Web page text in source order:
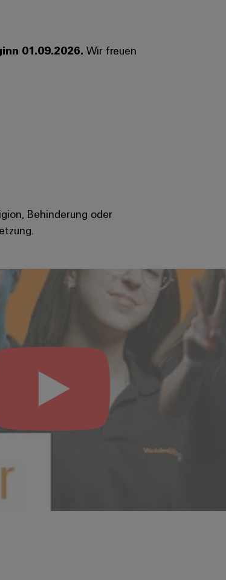
01.09.2026. Wir freuen
Behinderung oder